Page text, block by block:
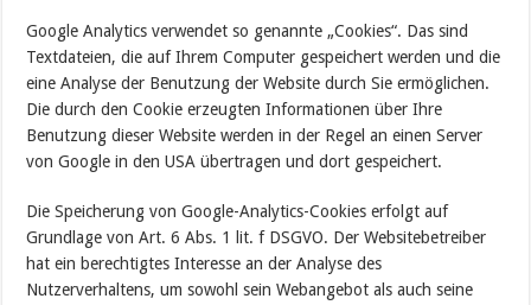
Google Analytics verwendet so genannte „Cookies“. Das sind
Textdateien, die auf Ihrem Computer gespeichert werden und die
eine Analyse der Benutzung der Website durch Sie ermöglichen.
Die durch den Cookie erzeugten Informationen über Ihre
Benutzung dieser Website werden in der Regel an einen Server
von Google in den USA übertragen und dort gespeichert.
Die Speicherung von Google-Analytics-Cookies erfolgt auf
Grundlage von Art. 6 Abs. 1 lit. f DSGVO. Der Websitebetreiber
hat ein berechtigtes Interesse an der Analyse des
Nutzerverhaltens, um sowohl sein Webangebot als auch seine